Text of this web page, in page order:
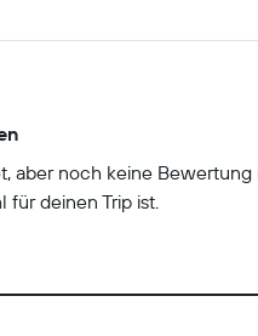
aber noch keine
für deinen Trip ist.